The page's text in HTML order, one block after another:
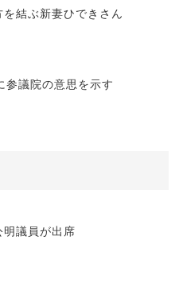
結ぶ新妻ひできさん
参議院の意思を示す
議員が出席